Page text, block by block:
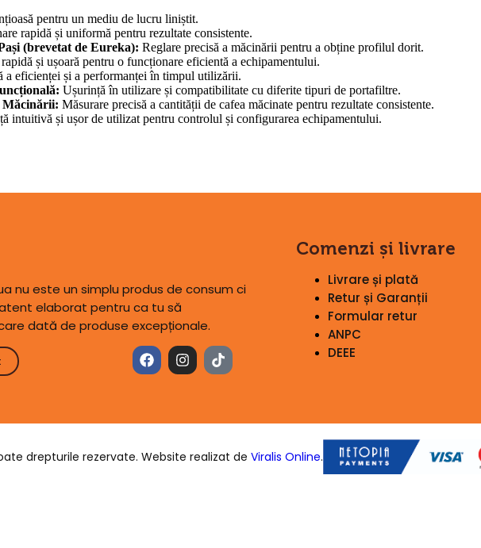
pentru un mediu de lucru liniștit.
rapidă și uniformă pentru rezultate consistente.
(brevetat de Eureka): Reglare precisă a măcinării pentru a obține profilul dorit.
și ușoară pentru o funcționare eficientă a echipamentului.
a eficienței și a performanței în timpul utilizării.
Ușurință în utilizare și compatibilitate cu diferite tipuri de portafiltre.
Măcinării: Măsurare precisă a cantității de cafea măcinate pentru rezultate consistente.
intuitivă și ușor de utilizat pentru controlul și configurarea echipamentului.
nu este un simplu produs de consum ci
elaborat pentru ca tu să
dată de produse excepționale.
Comenzi și livrare
Livrare și plată
Retur și Garanții
Formular retur
ANPC
DEEE
drepturile rezervate. Website realizat de Viralis Online.